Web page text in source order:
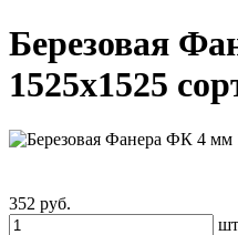
Березовая
1525х1525
352 руб.
шт